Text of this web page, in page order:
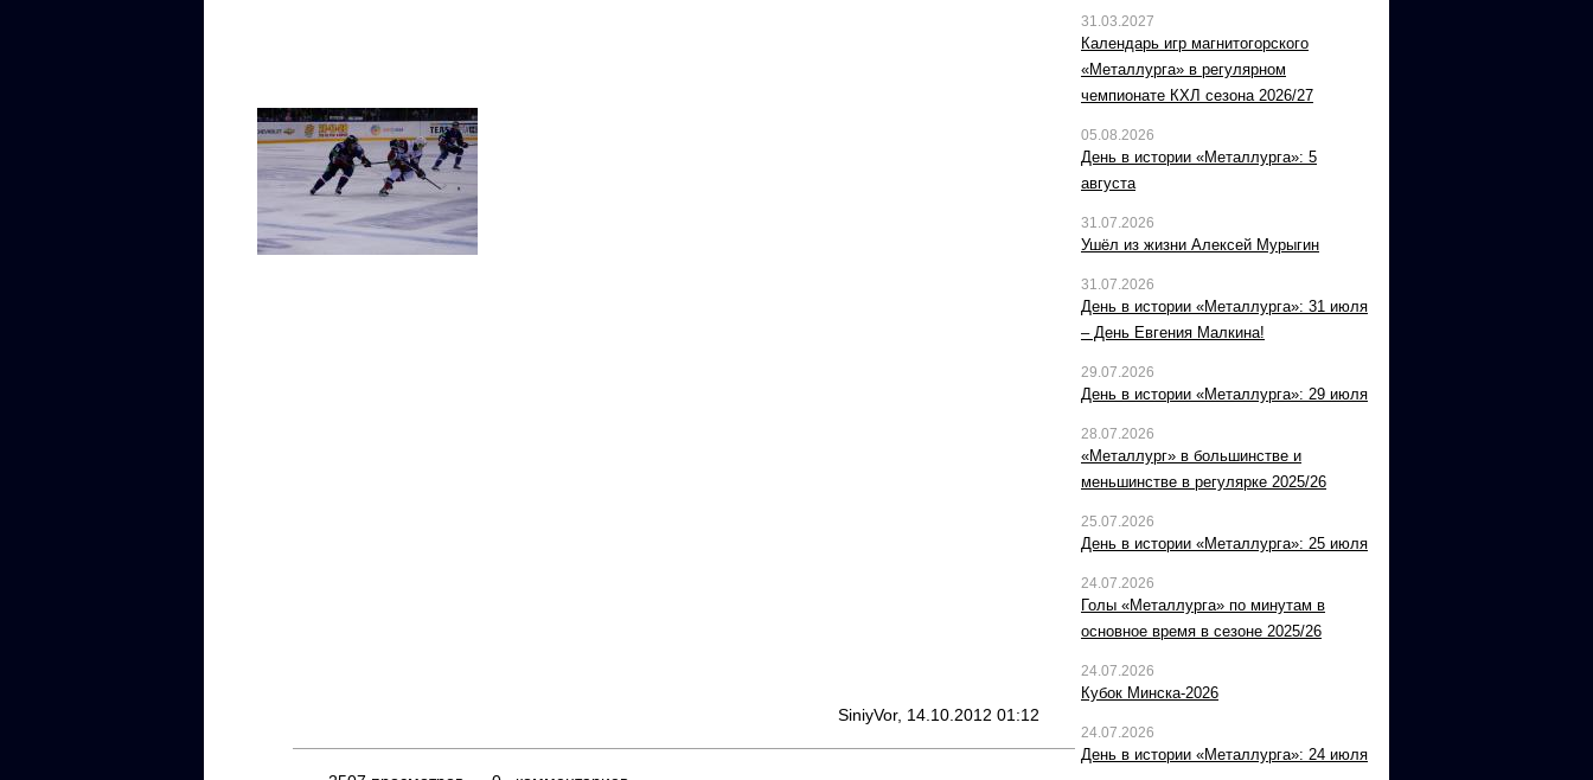
SiniyVor, 14.10.2012 01:12
31.03.2027
Календарь игр магнитогорского
«Металлурга» в регулярном
чемпионате КХЛ сезона 2026/27
05.08.2026
День в истории «Металлурга»: 5
августа
31.07.2026
Ушёл из жизни Алексей Мурыгин
31.07.2026
День в истории «Металлурга»: 31 июля
– День Евгения Малкина!
29.07.2026
День в истории «Металлурга»: 29 июля
28.07.2026
«Металлург» в большинстве и
меньшинстве в регулярке 2025/26
25.07.2026
День в истории «Металлурга»: 25 июля
24.07.2026
Голы «Металлурга» по минутам в
основное время в сезоне 2025/26
24.07.2026
Кубок Минска-2026
24.07.2026
День в истории «Металлурга»: 24 июля